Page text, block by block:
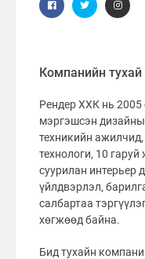
Компанийн тухай
Рендер ХХК нь 2005
мэргэшсэн
техникийн
технологи, 10
суурилан интерьер
үйлдвэрлэл,
салбартаа
хөгжөөд байна.
Бид тухайн